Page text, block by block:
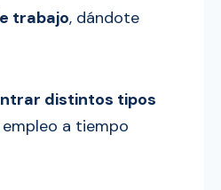
trabajo, dándote
distintos tipos
a tiempo